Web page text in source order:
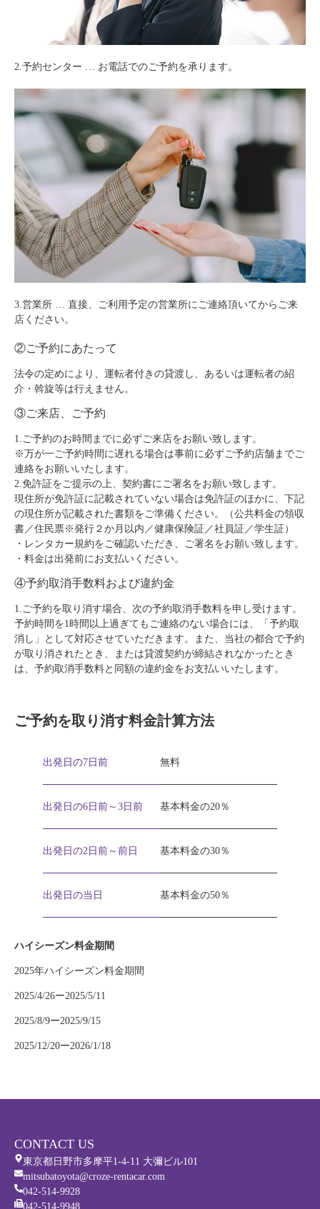
2.予約センター … お電話でのご予約を承ります。
3.営業所 … 直接、ご利用予定の営業所にご連絡頂いてからご来
店ください。
②ご予約にあたって
法令の定めにより、運転者付きの貸渡し、あるいは運転者の紹
介・斡旋等は行えません。
③ご来店、ご予約
1.ご予約のお時間までに必ずご来店をお願い致します。
※万が一ご予約時間に遅れる場合は事前に必ずご予約店舗までご
連絡をお願いいたします。
2.免許証をご提示の上、契約書にご署名をお願い致します。
現住所が免許証に記載されていない場合は免許証のほかに、下記
の現住所が記載された書類をご準備ください。（公共料金の領収
書／住民票※発行２か月以内／健康保険証／社員証／学生証）
・レンタカー規約をご確認いただき、ご署名をお願い致します。
・料金は出発前にお支払いください。
④予約取消手数料および違約金
1.ご予約を取り消す場合、次の予約取消手数料を申し受けます。
予約時間を1時間以上過ぎてもご連絡のない場合には、「予約取
消し」として対応させていただきます。また、当社の都合で予約
が取り消されたとき、または貸渡契約が締結されなかったとき
は、予約取消手数料と同額の違約金をお支払いいたします。
ご予約を取り消す料金計算方法
出発日の7日前 無料
出発日の6日前～3日前 基本料金の20％
出発日の2日前～前日 基本料金の30％
出発日の当日 基本料金の50％
ハイシーズン料金期間
2025年ハイシーズン料金期間
2025/4/26ー2025/5/11
2025/8/9ー2025/9/15
2025/12/20ー2026/1/18
CONTACT US
東京都日野市多摩平1-4-11 大彌ビル101
mitsubatoyota@croze-rentacar.com
042-514-9928
042-514-9948